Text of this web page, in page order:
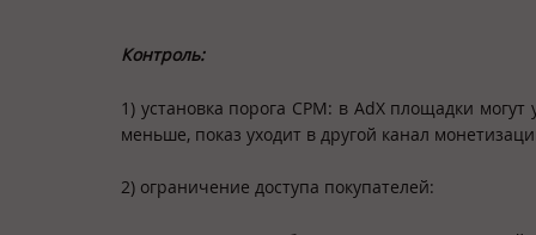
Контроль:
1) установка порога CPM: в AdX площадки
меньше, показ уходит в другой канал
2) ограничение доступа покупателей: